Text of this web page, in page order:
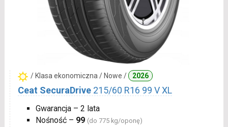
/ Klasa ekonomiczna / Nowe / 2026
Ceat SecuraDrive 215/60 R16 99 V XL
Gwarancja – 2 lata
Nośność – 99 (do 775 kg/oponę)